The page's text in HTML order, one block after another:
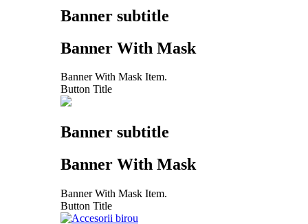
Banner subtitle
Banner With Mask
Banner With Mask Item.
Button Title
Banner subtitle
Banner With Mask
Banner With Mask Item.
Button Title